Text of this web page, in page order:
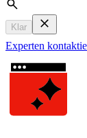
Search
Klar
Experten